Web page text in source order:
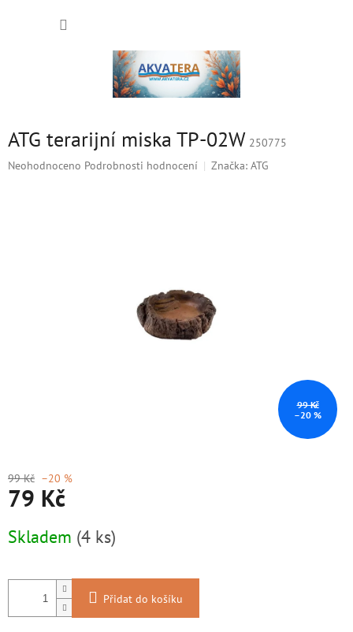
ATG terarijní miska TP-02W 250775
Průměrné
Neohodnoceno Podrobnosti hodnocení Značka: ATG
99 Kč
–20 %
99 Kč –20 %
79 Kč
cena:
Skladem (4 ks)
Přidat do košíku